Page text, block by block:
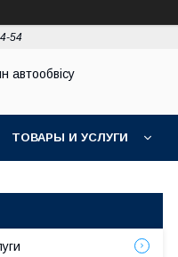
54
автообвісу
ТОВАРЫ И УСЛУГИ